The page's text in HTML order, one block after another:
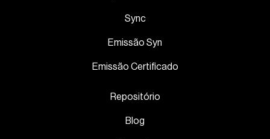
Sync
Emissão Syn
Emissão Certificado
Repositório
Blog